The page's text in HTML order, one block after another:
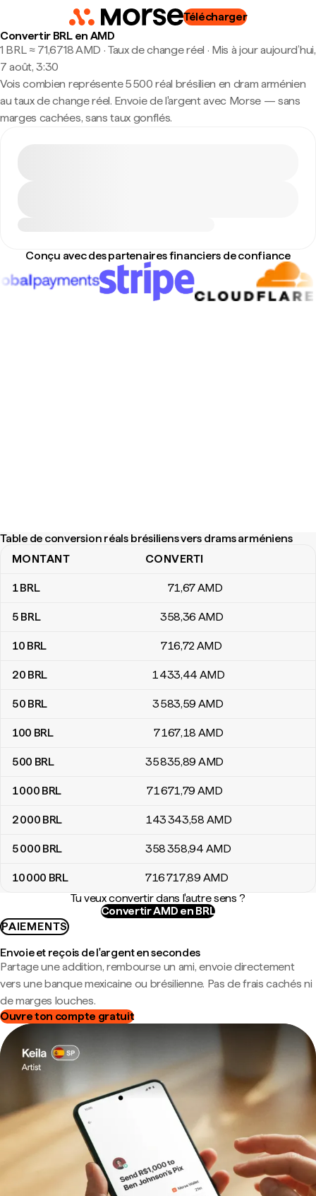
Télécharger
Convertir BRL en AMD
1 BRL ≈ 71,6718 AMD · Taux de change réel · Mis à jour aujourd’hui,
7 août, 3:30
Vois combien représente 5 500 réal brésilien en dram arménien
au taux de change réel. Envoie de l'argent avec Morse — sans
marges cachées, sans taux gonflés.
Conçu avec des partenaires financiers de confiance
Table de conversion réals brésiliens vers drams arméniens
Table de conversion réals brésiliens vers drams arméniens
MONTANT CONVERTI
1BRL 71,67AMD
5 BRL 358,36 AMD
10 BRL 716,72AMD
20 BRL 1 433,44 AMD
50 BRL 3 583,59 AMD
100 BRL 7 167,18 AMD
500 BRL 35 835,89 AMD
1 000 BRL 71 671,79 AMD
2 000 BRL 143 343,58 AMD
5 000 BRL 358 358,94 AMD
10 000 BRL 716 717,89 AMD
Tu veux convertir dans l'autre sens ?
Convertir AMD en BRL
PAIEMENTS
Envoie et reçois de l'argent en secondes
Partage une addition, rembourse un ami, envoie directement
vers une banque mexicaine ou brésilienne. Pas de frais cachés ni
de marges louches.
Ouvre ton compte gratuit